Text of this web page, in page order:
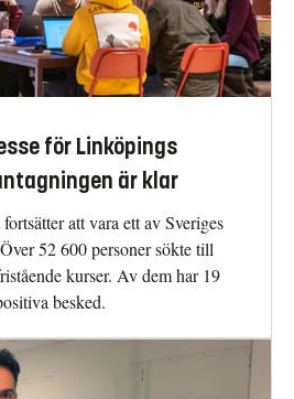
för Linköpings
är klar
att vara ett av Sveriges
52 600 personer sökte till
kurser. Av dem har 19
besked.